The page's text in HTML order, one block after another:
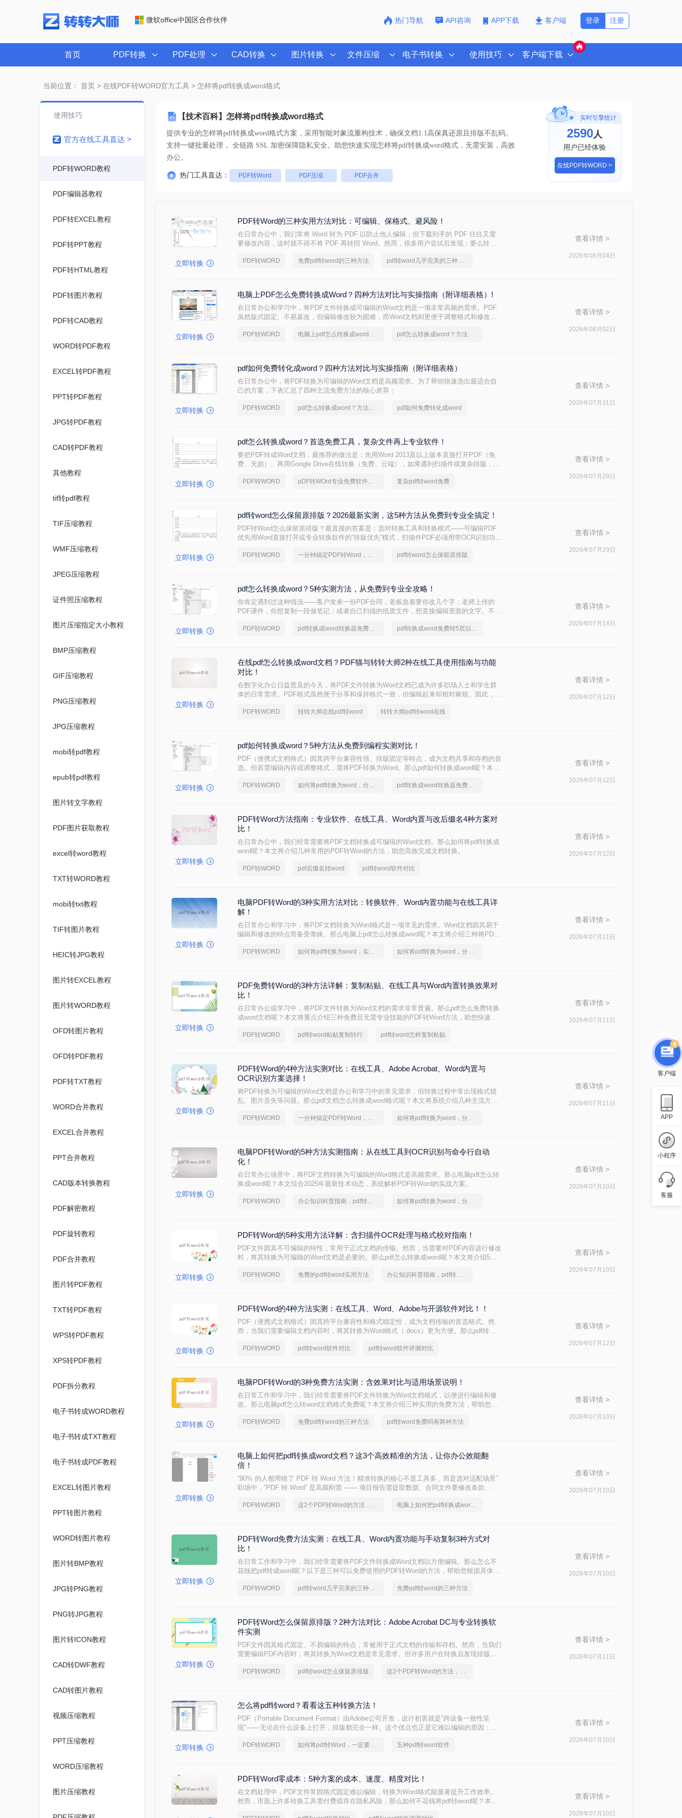
微软office中国区合作伙伴 热门导航 API咨询 APP下载 客户端 注册
登录
首页 PDF转换 PDF处理 CAD转换 图片转换 文件压缩 电子书转换 使用技巧 客户端下载
当前位置： 首页> 在线PDF转WORD官方工具> 怎样将pdf转换成word格式
【技术百科】怎样将pdf转换成word格式
提供专业的怎样将pdf转换成word格式方案，采用智能对象流重构技术，确保文档1:1高保真还原且排版不乱码。
支持一键批量处理， 全链路 SSL 加密保障隐私安全。助您快速实现怎样将pdf转换成word格式，无需安装，高效
办公。
热门工具直达： PDF转Word PDF压缩 PDF合并
实时引擎统计
2592人
用户已经体验
在线PDF转WORD >
使用技巧
官方在线工具直达 >
PDF转WORD教程
PDF编辑器教程
PDF转EXCEL教程
PDF转PPT教程
PDF转HTML教程
PDF转图片教程
PDF转CAD教程
WORD转PDF教程
EXCEL转PDF教程
PPT转PDF教程
JPG转PDF教程
CAD转PDF教程
其他教程
tif转pdf教程
TIF压缩教程
WMF压缩教程
JPEG压缩教程
证件照压缩教程
图片压缩指定大小教程
BMP压缩教程
GIF压缩教程
PNG压缩教程
JPG压缩教程
mobi转pdf教程
epub转pdf教程
图片转文字教程
PDF图片获取教程
excel转word教程
TXT转WORD教程
mobi转txt教程
TIF转图片教程
HEIC转JPG教程
图片转EXCEL教程
图片转WORD教程
OFD转图片教程
OFD转PDF教程
PDF转TXT教程
WORD合并教程
EXCEL合并教程
PPT合并教程
CAD版本转换教程
PDF解密教程
PDF旋转教程
PDF合并教程
图片转PDF教程
TXT转PDF教程
WPS转PDF教程
XPS转PDF教程
PDF拆分教程
电子书转成WORD教程
电子书转成TXT教程
电子书转成PDF教程
EXCEL转图片教程
PPT转图片教程
WORD转图片教程
图片转BMP教程
JPG转PNG教程
PNG转JPG教程
图片转ICON教程
CAD转DWF教程
CAD转图片教程
视频压缩教程
PPT压缩教程
WORD压缩教程
图片压缩教程
立即转换
PDF转Word的三种实用方法对比：可编辑、保格式、避风险！
在日常办公中，我们常将 Word 转为 PDF 以防止他人编辑，但下载到手的 PDF 往往又需
要修改内容，这时就不得不将 PDF 再转回 Word。然而，很多用户尝试后发现：要么转换
转换质量、操作难度、文件安全、批量能力 四个维度，对比三种主流方法，帮助您快速选
PDF转WORD 免费pdf转word的三种方法 pdf转word几乎完美的三种方式
查看详情 >
2026年08月04日
立即转换
电脑上PDF怎么免费转换成Word？四种方法对比与实操指南（附详细表格）!
在日常办公和学习中，将PDF文件转换成可编辑的Word文档是一项非常高频的需求。PDF
虽然版式固定、不易篡改，但编辑修改较为困难，而Word文档则更便于调整格式和修改内
PDF转WORD 电脑上pdf怎么转换成word免费 pdf怎么转换成word？方法详细解析
查看详情 >
2026年08月02日
立即转换
pdf如何免费转化成word？四种方法对比与实操指南（附详细表格）
在日常办公中，将PDF转换为可编辑的Word文档是高频需求。为了帮你快速选出最适合自
己的方案，下表汇总了四种主流免费方法的核心差异：
PDF转WORD pdf怎么转换成word？方法详细解析 pdf如何免费转化成word
查看详情 >
2026年07月31日
立即转换
pdf怎么转换成word？首选免费工具，复杂文件再上专业软件！
要把PDF转成Word文档，最推荐的做法是：先用Word 2013及以上版本直接打开PDF（免
费、无损）、再用Google Drive在线转换（免费、云端），如果遇到扫描件或复杂排版，最
PDF转WORD pDF转WOrd专业免费软件下载 复杂pdf转word免费
查看详情 >
2026年07月29日
立即转换
pdf转word怎么保留原排版？2026最新实测，这5种方法从免费到专业全搞定！
PDF转Word怎么保留原排版？最直接的答案是：选对转换工具和转换模式——可编辑PDF
优先用Word直接打开或专业转换软件的“排版优先”模式，扫描件PDF必须用带OCR识别功能
则。
PDF转WORD 一分钟搞定PDF转Word，这2种简单方法，任意选择 pdf转word怎么保留原排版
查看详情 >
2026年07月29日
立即转换
pdf怎么转换成word？5种实测方法，从免费到专业全攻略！
你肯定遇到过这种情况——客户发来一份PDF合同，老板急着要你改几个字；老师上传的
PDF课件，你想复制一段做笔记；或者自己扫描的纸质文件，想直接编辑里面的文字。不管
PDF转WORD pdf转换成word转换器免费转5页 pdf转换成word免费转5页以上的
查看详情 >
2026年07月14日
立即转换
在线pdf怎么转换成word文档？PDF猫与转转大师2种在线工具使用指南与功能
对比！
在数字化办公日益普及的今天，将PDF文件转换为Word文档已成为许多职场人士和学生群
体的日常需求。PDF格式虽然便于分享和保持格式一致，但编辑起来却相对麻烦。因此，找
文将介绍两种在线将PDF转换成Word文档的方法。
PDF转WORD 转转大师在线pdf转word 转转大师pdf转word在线
查看详情 >
2026年07月12日
立即转换
pdf如何转换成word？5种方法从免费到编程实测对比！
PDF（便携式文档格式）因其跨平台兼容性强、排版固定等特点，成为文档共享和存档的首
选。但若需编辑内容或调整格式，需将PDF转换为Word。那么pdf如何转换成word呢？本文
PDF转WORD 如何将pdf转换为word，分享一种简单的方法 pdf转换成word转换器免费转5页
查看详情 >
2026年07月12日
立即转换
PDF转Word方法指南：专业软件、在线工具、Word内置与改后缀名4种方案对
比！
在日常办公中，我们经常需要将PDF文档转换成可编辑的Word文档。那么如何将pdf转换成
word呢？本文将介绍几种常用的PDF转Word的方法，助您高效完成文档转换。
PDF转WORD pdf后缀名转word pdf转word软件对比
查看详情 >
2026年07月12日
立即转换
电脑PDF转Word的3种实用方法对比：转换软件、Word内置功能与在线工具详
解！
在日常办公和学习中，将PDF文档转换为Word格式是一项常见的需求。Word文档因其易于
编辑和修改的特点而备受青睐。那么电脑上pdf怎么转换成word呢？本文将介绍三种将PDF
PDF转WORD 如何将pdf转换为word，实用的方法来了 如何将pdf转换为word，分享一种简单的方法
查看详情 >
2026年07月11日
立即转换
PDF免费转Word的3种方法详解：复制粘贴、在线工具与Word内置转换效果对
比！
在日常办公或学习中，将PDF文件转换为Word文档的需求非常普遍。那么pdf怎么免费转换
成word文档呢？本文将重点介绍三种免费且无需专业技能的PDF转Word方法，助您快速解
PDF转WORD pdf转word粘贴复制转行 pdf转word怎样复制粘贴
查看详情 >
2026年07月11日
立即转换
PDF转Word的4种方法实测对比：在线工具、Adobe Acrobat、Word内置与
OCR识别方案选择！
将PDF转换为可编辑的Word文档是办公和学习中的常见需求，但转换过程中常出现格式错
乱、图片丢失等问题。那么pdf文档怎么转换成word格式呢？本文将系统介绍几种主流方
PDF转WORD 一分钟搞定PDF转Word，这2种简单方法，任意选择 如何将pdf转换为word，分享一种简单的方法
查看详情 >
2026年07月11日
立即转换
电脑PDF转Word的5种方法实测指南：从在线工具到OCR识别与命令行自动
化！
在日常办公场景中，将PDF文档转换为可编辑的Word格式是高频需求。那么电脑pdf怎么转
换成word呢？本文综合2025年最新技术动态，系统解析PDF转Word的实战方案。
PDF转WORD 办公知识科普指南，pdf转换Word的操作方法 如何将pdf转换为word，分享一种简单的方法
查看详情 >
2026年07月10日
立即转换
PDF转Word的5种实用方法详解：含扫描件OCR处理与格式校对指南！
PDF文件因其不可编辑的特性，常用于正式文档的传输。然而，当需要对PDF内容进行修改
时，将其转换为可编辑的Word文档是必要的。那么pdf怎么转换成word呢？本文将介绍5种
PDF转WORD 免费的pdf转word实用方法 办公知识科普指南，pdf转换Word的操作方法
查看详情 >
2026年07月10日
立即转换
PDF转Word的4种方法实测：在线工具、Word、Adobe与开源软件对比！！
PDF（便携式文档格式）因其跨平台兼容性和格式稳定性，成为文档传输的首选格式。然
而，当我们需要编辑文档内容时，将其转换为Word格式（.docx）更为方便。那么pdf转换
PDF转WORD pdf转word软件对比 pdf转word软件评测对比
查看详情 >
2026年07月12日
立即转换
电脑PDF转Word的3种免费方法实测：含效果对比与适用场景说明！
在日常工作和学习中，我们经常需要将PDF文件转换为Word文档格式，以便进行编辑和修
改。那么电脑pdf怎么转word文档格式免费呢？本文将介绍三种实用的免费方法，帮助您轻
PDF转WORD 免费pdf转word的三种方法 pdf转word免费吗有两种方法
查看详情 >
2026年07月10日
立即转换
电脑上如何把pdf转换成word文档？这3个高效精准的方法，让你办公效能翻
倍！
“90% 的人都用错了 PDF 转 Word 方法！精准转换的核心不是工具多，而是选对适配场景”
职场中，“PDF 转 Word” 是高频刚需 —— 项目报告需提取数据、合同文件要修改条款、学
PDF转WORD 这2个PDF转Word的方法，高效率转换，排版不乱码！ 电脑上如何把pdf转换成word文档
查看详情 >
2026年07月10日
立即转换
PDF转Word免费方法实测：在线工具、Word内置功能与手动复制3种方式对
比！
在日常工作和学习中，我们经常需要将PDF文件转换成Word文档以方便编辑。那么怎么不
花钱把pdf转成word呢？以下是三种可以免费使用的PDF转Word的方法，帮助您根据具体需
PDF转WORD pdf转word几乎完美的三种方式 免费pdf转word的三种方法
查看详情 >
2026年07月10日
立即转换
PDF转Word怎么保留原排版？2种方法对比：Adobe Acrobat DC与专业转换软
件实测
PDF文件因其格式固定、不易编辑的特点，常被用于正式文档的传输和存档。然而，当我们
需要编辑PDF内容时，将其转换为Word文档是常见需求。但许多用户在转换后发现排版混
PDF转Word时尽可能保留原排版。
PDF转WORD pdf转word怎么保留原排版 这2个PDF转Word的方法，高效率转换，排版不乱码！
查看详情 >
2026年07月11日
立即转换
怎么将pdf转word？看看这五种转换方法！
PDF（Portable Document Format）由Adobe公司开发，设计初衷就是"跨设备一致性呈
现"——无论在什么设备上打开，排版都完全一样。这个优点也正是它难以编辑的原因：
流动、自动换行。
PDF转WORD 如何将pdf转Word，一定要看看 五种pdf转word软件
查看详情 >
2026年07月10日
PDF转Word零成本：5种方案的成本、速度、精度对比！
在文档处理中，PDF文件常因格式固定难以编辑，转换为Word格式能显著提升工作效率。
然而，市面上许多转换工具需付费或存在隐私风险，那么如何不花钱将pdf转word呢？本文
查看详情 >
2026年07月10日
客户端
APP
小程序
客服